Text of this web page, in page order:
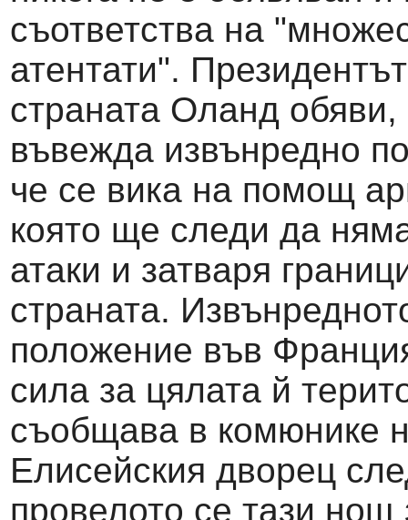
съответства на
атентати".
страната Оланд обяви,
въвежда извънредно
че се вика на помощ
която ще следи да
атаки и затваря
страната.
положение във
сила за цялата й
съобщава в комюнике
Елисейския дворец
провелото се тази нощ